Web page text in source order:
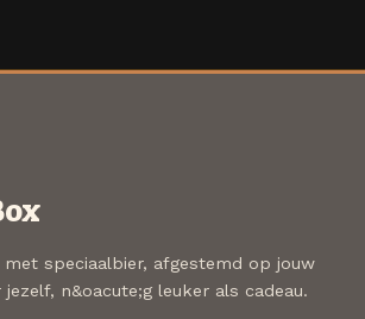
met speciaalbier, afgestemd op jouw
n&oacute;g leuker als cadeau.